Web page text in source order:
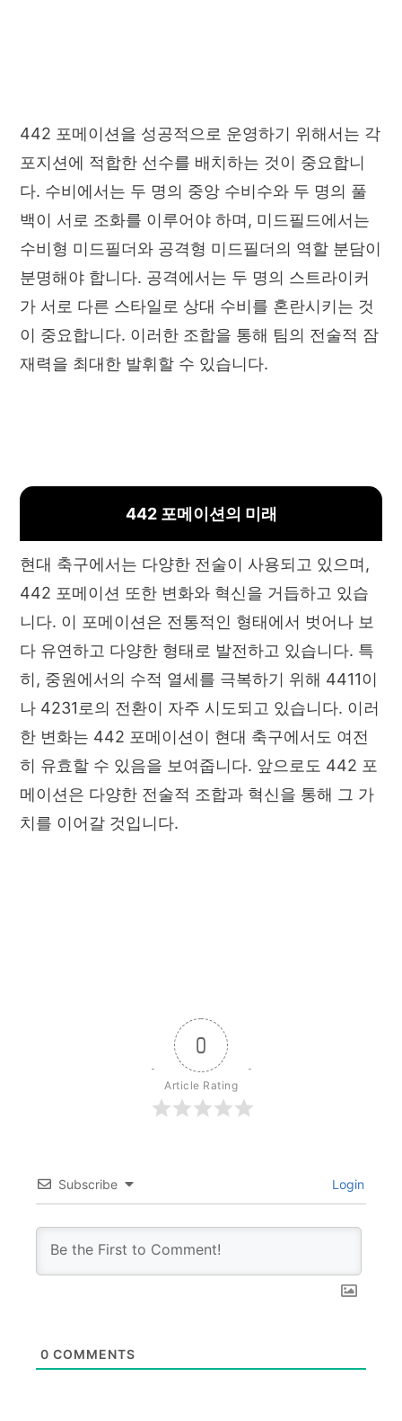
442 포메이션을 성공적으로 운영하기 위해서는 각
포지션에 적합한 선수를 배치하는 것이 중요합니
다. 수비에서는 두 명의 중앙 수비수와 두 명의 풀
백이 서로 조화를 이루어야 하며, 미드필드에서는
수비형 미드필더와 공격형 미드필더의 역할 분담이
분명해야 합니다. 공격에서는 두 명의 스트라이커
가 서로 다른 스타일로 상대 수비를 혼란시키는 것
이 중요합니다. 이러한 조합을 통해 팀의 전술적 잠
재력을 최대한 발휘할 수 있습니다.
442 포메이션의 미래
현대 축구에서는 다양한 전술이 사용되고 있으며,
442 포메이션 또한 변화와 혁신을 거듭하고 있습
니다. 이 포메이션은 전통적인 형태에서 벗어나 보
다 유연하고 다양한 형태로 발전하고 있습니다. 특
히, 중원에서의 수적 열세를 극복하기 위해 4411이
나 4231로의 전환이 자주 시도되고 있습니다. 이러
한 변화는 442 포메이션이 현대 축구에서도 여전
히 유효할 수 있음을 보여줍니다. 앞으로도 442 포
메이션은 다양한 전술적 조합과 혁신을 통해 그 가
치를 이어갈 것입니다.
0
Article Rating
Subscribe Login
0 COMMENTS